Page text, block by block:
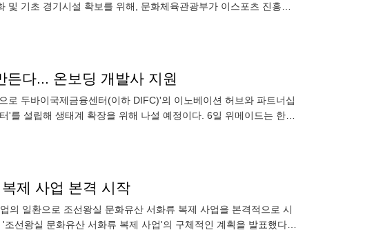
및 기초 경기시설 확보를 위해, 문화체육관광부가 이스포츠 진흥에
든다... 온보딩 개발사 지원
두바이국제금융센터(이하 DIFC)'의 이노베이션 허브와 파트너십
를 설립해 생태계 확장을 위해 나설 예정이다. 6일 위메이드는 한국
제 사업 본격 시작
의 일환으로 조선왕실 문화유산 서화류 복제 사업을 본격적으로 시
선왕실 문화유산 서화류 복제 사업'의 구체적인 계획을 발표했다.